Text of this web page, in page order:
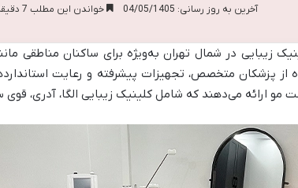
آخرین به روز رسانی: 04/05/1405 خواندن این مطلب 7 دقیقه زمان میبرد
زیبایی در شمال تهران به‌ویژه برای ساکنان مناطقی
از پزشکان متخصص، تجهیزات پیشرفته و رعایت
مو ارائه می‌دهند که شامل کلینیک زیبایی الگا، آدری،